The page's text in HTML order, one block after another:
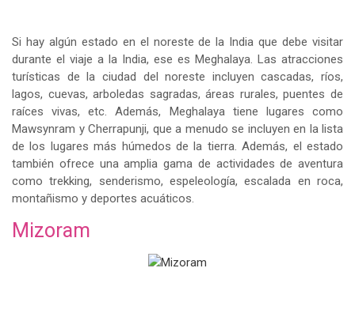
Si hay algún estado en el noreste de la India que debe visitar
durante el viaje a la India, ese es Meghalaya. Las atracciones
turísticas de la ciudad del noreste incluyen cascadas, ríos,
lagos, cuevas, arboledas sagradas, áreas rurales, puentes de
raíces vivas, etc. Además, Meghalaya tiene lugares como
Mawsynram y Cherrapunji, que a menudo se incluyen en la lista
de los lugares más húmedos de la tierra. Además, el estado
también ofrece una amplia gama de actividades de aventura
como trekking, senderismo, espeleología, escalada en roca,
montañismo y deportes acuáticos.
Mizoram